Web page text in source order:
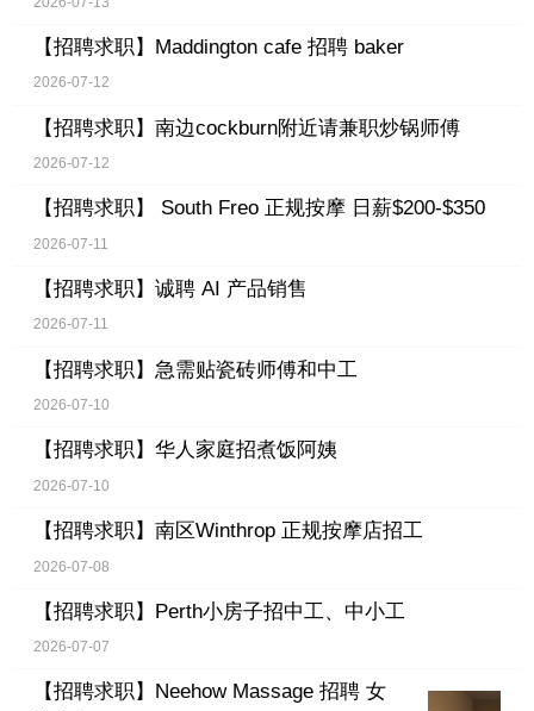
【招聘求职】 Maddington cafe 招聘 baker
2026-07-12
【招聘求职】 南边cockburn附近请兼职炒锅师傅
2026-07-12
【招聘求职】 South Freo 正规按摩 日薪$200-$350
2026-07-11
【招聘求职】 诚聘 AI 产品销售
2026-07-11
【招聘求职】 急需贴瓷砖师傅和中工
2026-07-10
【招聘求职】 华人家庭招煮饭阿姨
2026-07-10
【招聘求职】 南区Winthrop 正规按摩店招工
2026-07-08
【招聘求职】 Perth小房子招中工、中小工
2026-07-07
【招聘求职】
Neehow Massage 招聘 女